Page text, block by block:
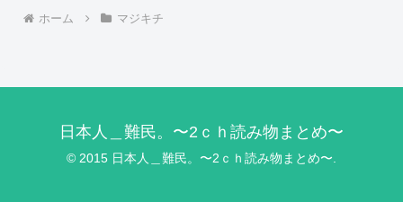
ホーム マジキチ
日本人＿難民。〜2ｃｈ読み物まとめ〜
© 2015 日本人＿難民。〜2ｃｈ読み物まとめ〜.